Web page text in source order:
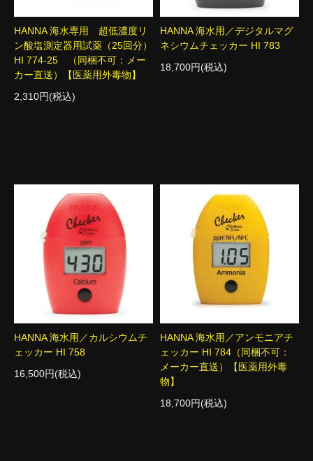
HANNA 海水専用 超低濃度リ
ン酸塩測定器用試薬（25回分）
HI 774-25 （同梱不可：メー
カー直送）【医薬用外毒物】
2,310円(税込)
HANNA 海水用／デジタルマグ
ネシウムチェッカー HI 783
18,700円(税込)
HANNA 海水用／カルシウムチ
ェッカー HI 758
16,500円(税込)
HANNA 海水用／アンモニアチ
ェッカー HI 784（同梱不可：
メーカー直送）【医薬用外毒
物】
18,700円(税込)